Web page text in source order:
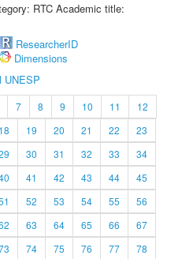
RTC Academic title:
ResearcherID
Dimensions
UNESP
7 8 9 10 11
12
18 19 20 21 22
23
30 31 32 33
34
41 42 43 44
45
52 53 54 55
56
63 64 65 66
67
74 75 76 77
78